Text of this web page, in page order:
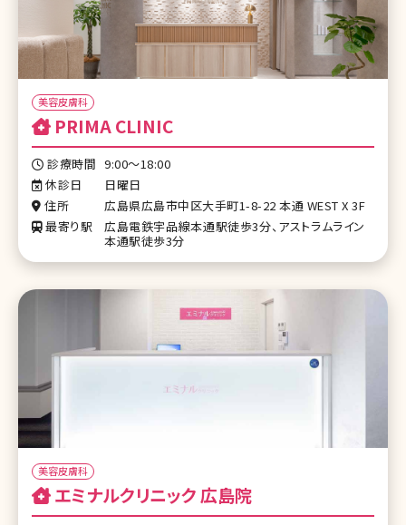
美容皮膚科
PRIMA CLINIC
診療時間 9:00〜18:00
休診日
日曜日
住所
広島県広島市中区大手町1-8-22 本通 WEST X 3F
最寄り駅
広島電鉄宇品線本通駅徒歩3分、アストラムライン
本通駅徒歩3分
美容皮膚科
エミナルクリニック 広島院